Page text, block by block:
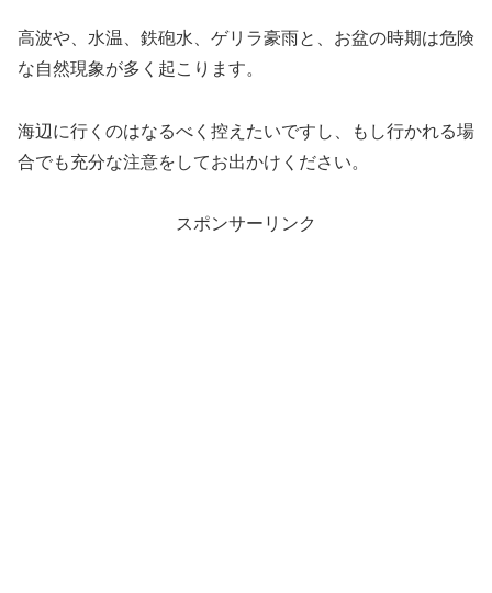
高波や、水温、鉄砲水、ゲリラ豪雨と、お盆の時期は危険
な自然現象が多く起こります。
海辺に行くのはなるべく控えたいですし、もし行かれる場
合でも充分な注意をしてお出かけください。
スポンサーリンク